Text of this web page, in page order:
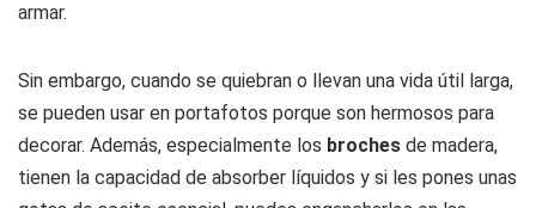
armar.
Sin embargo, cuando se quiebran o llevan una vida útil larga,
se pueden usar en portafotos porque son hermosos para
decorar. Además, especialmente los broches de madera,
tienen la capacidad de absorber líquidos y si les pones unas